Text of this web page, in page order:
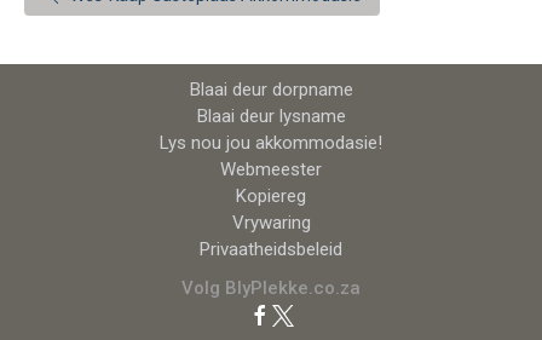
Blaai deur dorpname
Blaai deur lysname
Lys nou jou akkommodasie!
Webmeester
Kopiereg
Vrywaring
Privaatheidsbeleid
Volg BlyPlekke.co.za